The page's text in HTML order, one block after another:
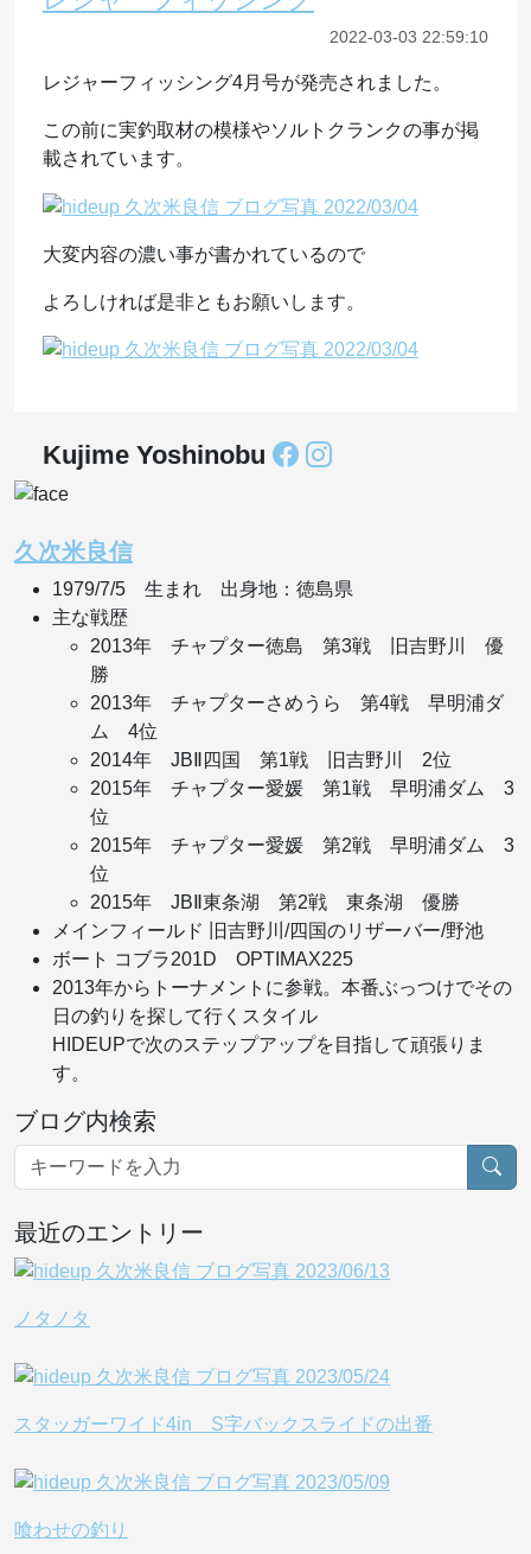
2022-03-03 22:59:10
レジャーフィッシング4月号が発売されました。
この前に実釣取材の模様やソルトクランクの事が掲
載されています。
大変内容の濃い事が書かれているので
よろしければ是非ともお願いします。
Kujime Yoshinobu
久次米良信
1979/7/5 生まれ 出身地：徳島県
主な戦歴
2013年 チャプター徳島 第3戦 旧吉野川 優
勝
2013年 チャプターさめうら 第4戦 早明浦ダ
ム 4位
2014年 JBⅡ四国 第1戦 旧吉野川 2位
2015年 チャプター愛媛 第1戦 早明浦ダム 3
位
2015年 チャプター愛媛 第2戦 早明浦ダム 3
位
2015年 JBⅡ東条湖 第2戦 東条湖 優勝
メインフィールド 旧吉野川/四国のリザーバー/野池
ボート コブラ201D OPTIMAX225
2013年からトーナメントに参戦。本番ぶっつけでその
日の釣りを探して行くスタイル
HIDEUPで次のステップアップを目指して頑張りま
す。
ブログ内検索
最近のエントリー
ノタノタ
スタッガーワイド4in S字バックスライドの出番
喰わせの釣り